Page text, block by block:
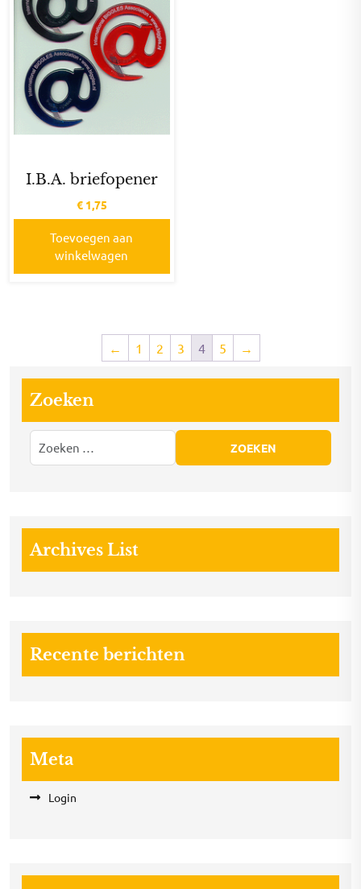
I.B.A. briefopener
€1,75
Toevoegen aan
winkelwagen
← 1 2 3 4 5 →
Zoeken
Archives List
Recente berichten
Meta
Login